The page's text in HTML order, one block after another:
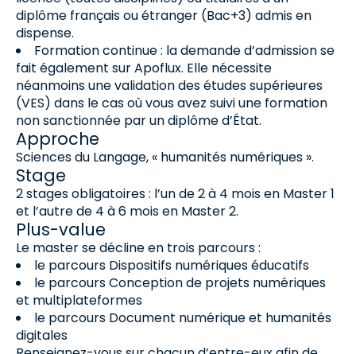
diplôme français ou étranger (Bac+3) admis en
dispense.
Formation continue : la demande d’admission se
fait également sur Apoflux. Elle nécessite
néanmoins une validation des études supérieures
(VES) dans le cas où vous avez suivi une formation
non sanctionnée par un diplôme d’État.
Approche
Sciences du Langage, « humanités numériques ».
Stage
2 stages obligatoires : l’un de 2 à 4 mois en Master 1
et l’autre de 4 à 6 mois en Master 2.
Plus-value
Le master se décline en trois parcours :
le parcours Dispositifs numériques éducatifs
le parcours Conception de projets numériques
et multiplateformes
le parcours Document numérique et humanités
digitales